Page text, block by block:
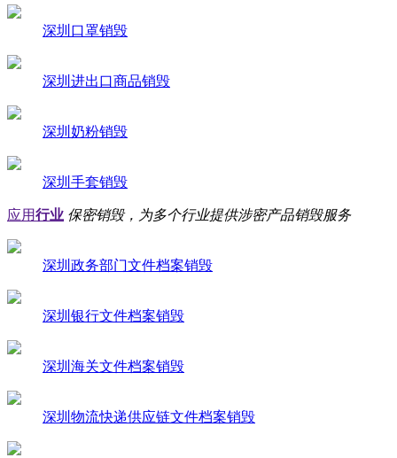
深圳口罩销毁
深圳进出口商品销毁
深圳奶粉销毁
深圳手套销毁
应用行业 保密销毁，为多个行业提供涉密产品销毁服务
深圳政务部门文件档案销毁
深圳银行文件档案销毁
深圳海关文件档案销毁
深圳物流快递供应链文件档案销毁